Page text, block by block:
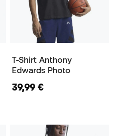
T-Shirt Anthony
Edwards Photo
39,99 €